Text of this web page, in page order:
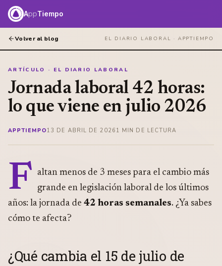
AppTiempo
Volver al blog EL DIARIO LABORAL · APPTIEMPO
ARTÍCULO · EL DIARIO LABORAL
Jornada laboral 42 horas:
lo que viene en julio 2026
APPTIEMPO13 DE ABRIL DE 2026 1 MIN DE LECTURA
F
altan menos de 3 meses para el cambio más
grande en legislación laboral de los últimos
años: la jornada de 42 horas semanales. ¿Ya sabes
cómo te afecta?
¿Qué cambia el 15 de julio de